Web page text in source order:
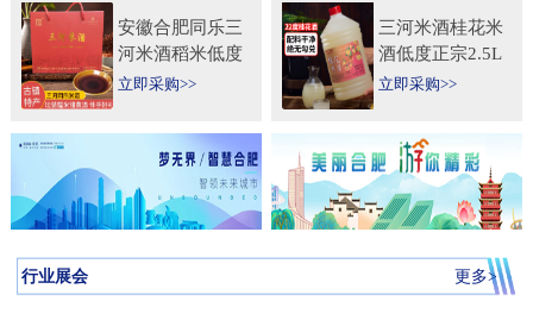
安徽合肥同乐三
河米酒稻米低度
甜黄酒坛装
送礼自饮
立即采购>>
三河米酒桂花米
酒低度正宗2.5L
桶纯手工安徽糯
立即采购>>
行业展会 更多>